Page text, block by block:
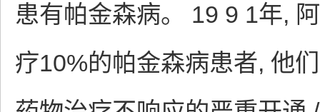
患有帕金森病。 19 9 1年,
疗10%的帕金森病患者, 他